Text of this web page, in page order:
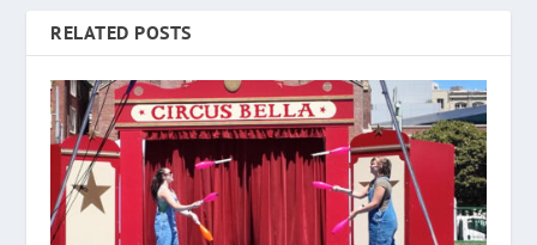
RELATED POSTS